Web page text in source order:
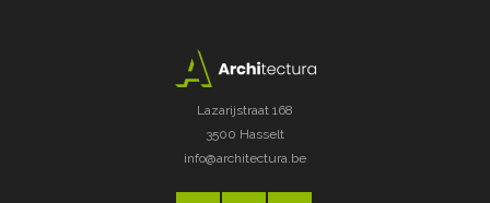
Lazarijstraat 168
3500 Hasselt
info@architectura.be